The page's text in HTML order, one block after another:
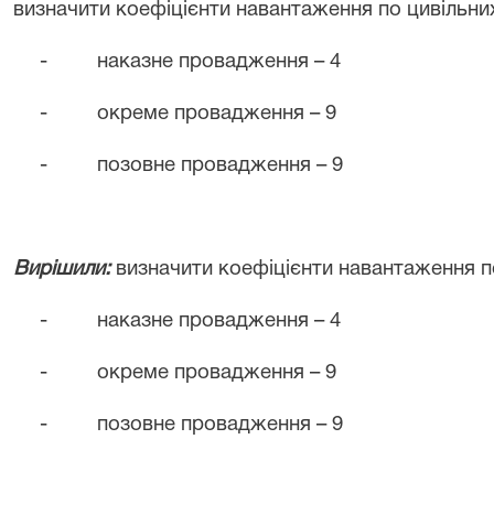
визначити коефіцієнти навантаження по
- наказне провадження – 4
- окреме провадження – 9
- позовне провадження – 9
Вирішили:визначити коефіцієнти навантаження
- наказне провадження – 4
- окреме провадження – 9
- позовне провадження – 9